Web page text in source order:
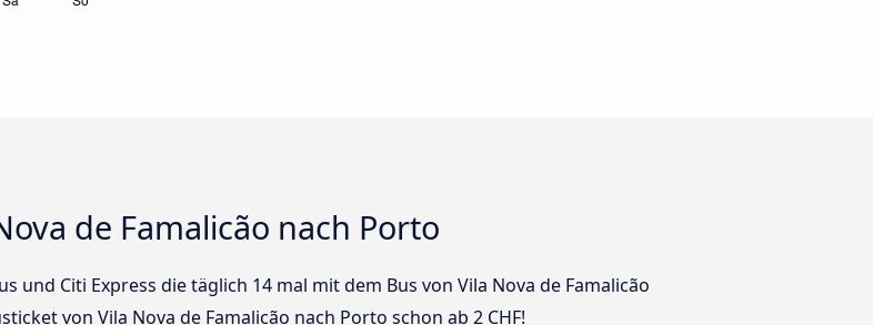
de Famalicão nach Porto
und Citi Express die täglich 14 mal mit dem Bus von Vila Nova de Famalicão
von Vila Nova de Famalicão nach Porto schon ab 2 CHF!